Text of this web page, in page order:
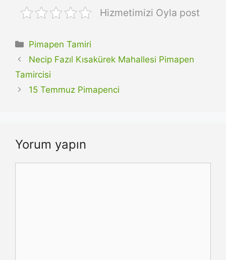
Hizmetimizi Oyla post
Kategoriler
Pimapen Tamiri
Necip Fazıl Kısakürek Mahallesi Pimapen
Tamircisi
15 Temmuz Pimapenci
Yorum yapın